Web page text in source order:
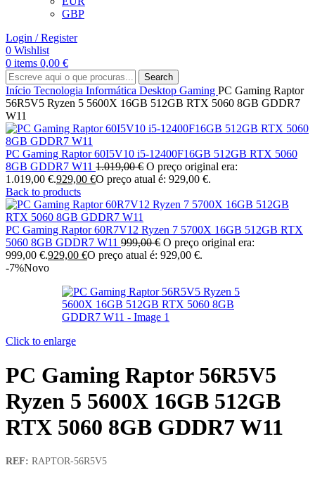
GBP
Login / Register
0 Wishlist
0 items 0,00 €
Search
Início Tecnologia Informática Desktop Gaming PC Gaming Raptor
56R5V5 Ryzen 5 5600X 16GB 512GB RTX 5060 8GB GDDR7
W11
PC Gaming Raptor 60I5V10 i5-12400F16GB 512GB RTX 5060
8GB GDDR7 W11 1.019,00€ O preço original era:
1.019,00 €.929,00 €O preço atual é: 929,00 €.
Back to products
PC Gaming Raptor 60R7V12 Ryzen 7 5700X 16GB 512GB RTX
5060 8GB GDDR7 W11 999,00€ O preço original era:
999,00 €.929,00 €O preço atual é: 929,00 €.
-7%Novo
Click to enlarge
PC Gaming Raptor 56R5V5
Ryzen 5 5600X 16GB 512GB
RTX 5060 8GB GDDR7 W11
REF: RAPTOR-56R5V5